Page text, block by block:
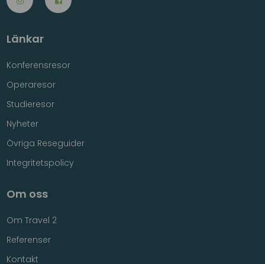
Länkar
Konferensresor
Operaresor
Studieresor
Nyheter
Övriga Reseguider
Integritetspolicy
Om oss
Om Travel 2
Referenser
Kontakt